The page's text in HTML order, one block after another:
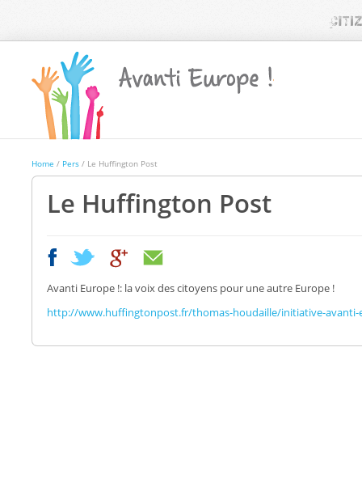
Home / Pers/ Le Huffington Post
Le Huffington Post
Avanti Europe !: la voix des citoyens pour une autre Europe !
http://www.huffingtonpost.fr/thomas-houdaille/initiative-avanti-